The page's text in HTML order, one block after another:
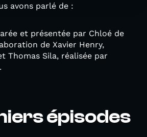
avons parlé de :
et présentée par Chloé de
de Xavier Henry,
Thomas Sila, réalisée par
épisodes